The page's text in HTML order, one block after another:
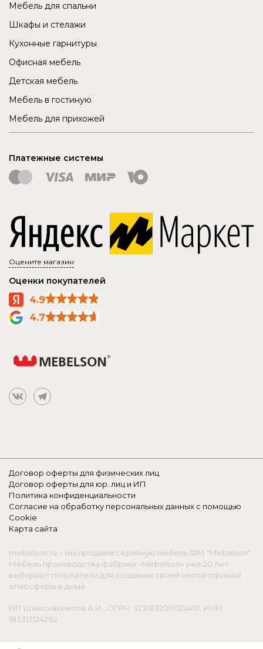
Мебель для спальни
Шкафы и стелажи
Кухонные гарнитуры
Офисная мебель
Детская мебель
Мебель в гостиную
Мебель для прихожей
Платежные системы
Оцените магазин
Оценки покупателей
4.9
4.7
Договор оферты для физических лиц
Договор оферты для юр. лиц и ИП
Политика конфиденциальности
Согласие на обработку персональных данных с помощью
Cookie
Карта сайта
mebelson.ru – мы продаем серийную мебель ФМ "Mebelson".
Мебель производства фабрики «Mebelson» уже 20 лет
выбирают покупатели для создания своей неповторимой
атмосферы в доме.
ИП Шамсияхметов А.И., ОГРН: 323183200022410, ИНН:
183313124282